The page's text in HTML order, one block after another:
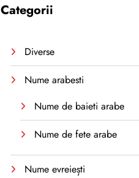
Categorii
Diverse
Nume arabesti
Nume de baieti arabe
Nume de fete arabe
Nume evreiești